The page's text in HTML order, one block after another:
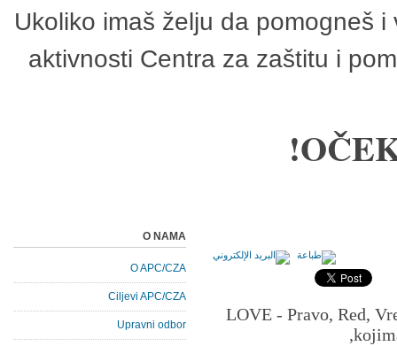
Ukoliko imaš želju da pomogneš
aktivnosti Centra za zaštitu i
LOVE - Pravo, Red,
O NAMA
O APC/CZA
Ciljevi APC/CZA
Upravni odbor